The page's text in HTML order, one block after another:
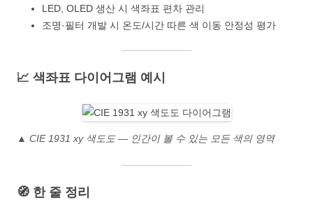
LED, OLED 생산 시 색좌표 편차 관리
조명·필터 개발 시 온도/시간 따른 색 이동 안정성 평가
📈 색좌표 다이어그램 예시
▲ CIE 1931 xy 색도도 — 인간이 볼 수 있는 모든 색의 영역
🧭 한 줄 정리